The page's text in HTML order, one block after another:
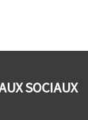
SOCIAUX